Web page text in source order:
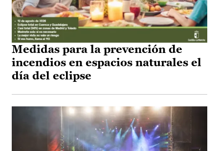
Medidas para la prevención de
incendios en espacios naturales el
día del eclipse